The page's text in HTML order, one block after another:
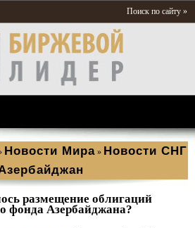
Поиск по сайту »
Новости Мира » Новости СНГ
размещение облигаций
фонда Азербайджана?